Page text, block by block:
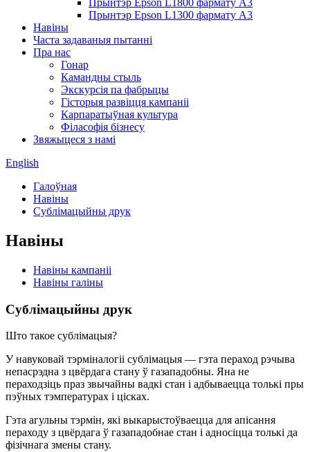
Прынтэр Epson L1800 фармату A3
Прынтэр Epson L1300 фармату A3
Навіны
Часта задаваныя пытанні
Пра нас
Гонар
Камандны стыль
Экскурсія па фабрыцы
Гісторыя развіцця кампаніі
Карпаратыўная культура
Філасофія бізнесу
Звяжыцеся з намі
English
Галоўная
Навіны
Сублімацыйны друк
Навіны
Навіны кампаніі
Навіны галіны
Сублімацыйны друк
Што такое сублімацыя?
У навуковай тэрміналогіі сублімацыя — гэта пераход рэчыва
непасрэдна з цвёрдага стану ў газападобны. Яна не
пераходзіць праз звычайны вадкі стан і адбываецца толькі пры
пэўных тэмпературах і цісках.
Гэта агульны тэрмін, які выкарыстоўваецца для апісання
пераходу з цвёрдага ў газападобнае стан і адносіцца толькі да
фізічнага змены стану.